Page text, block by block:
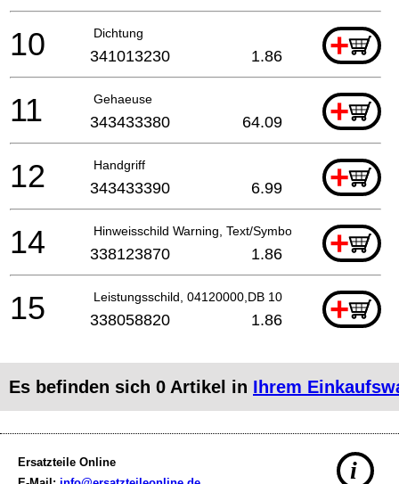
Dichtung +
10 341013230 1.86
Gehaeuse +
11 343433380 64.09
Handgriff +
12 343433390 6.99
Hinweisschild Warning, Text/Symbol +
14 338123870 1.86
Leistungsschild, 04120000,DB 10 +
15 338058820 1.86
Es befinden sich 0 Artikel in Ihrem
Ersatzteile Online
i